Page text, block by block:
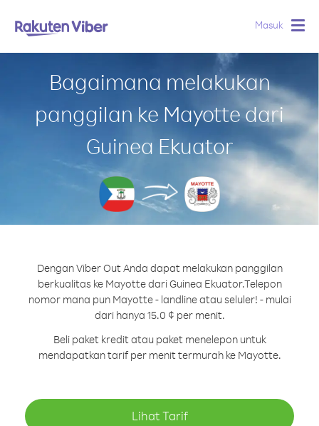
Masuk
Bagaimana melakukan
panggilan ke Mayotte dari
Guinea Ekuator
Dengan Viber Out Anda dapat melakukan panggilan
berkualitas ke Mayotte dari Guinea Ekuator.Telepon
nomor mana pun Mayotte - landline atau seluler! - mulai
dari hanya 15.0 ¢ per menit.
Beli paket kredit atau paket menelepon untuk
mendapatkan tarif per menit termurah ke Mayotte.
Lihat Tarif